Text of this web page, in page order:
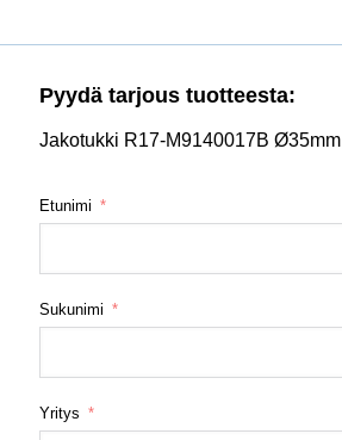
Pyydä tarjous tuotteesta:
Jakotukki R17-M9140017B Ø35mm
Etunimi
Sukunimi
Yritys